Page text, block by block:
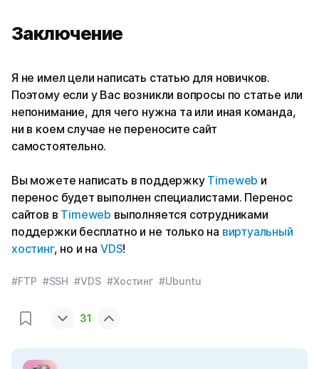
Заключение
Я не имел цели написать статью для новичков.
Поэтому если у Вас возникли вопросы по статье или
непонимание, для чего нужна та или иная команда,
ни в коем случае не переносите сайт
самостоятельно.
Вы можете написать в поддержку Timeweb и
перенос будет выполнен специалистами. Перенос
сайтов в Timeweb выполняется сотрудниками
поддержки бесплатно и не только на виртуальный
хостинг, но и на VDS!
#FTP #SSH #VDS #Хостинг #Ubuntu
31